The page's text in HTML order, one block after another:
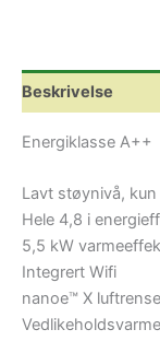
antall
Beskrivelse
Energiklasse A++
Lavt støynivå, kun
Hele 4,8 i
5,5 kW
Integrert Wifi
nanoe™ X